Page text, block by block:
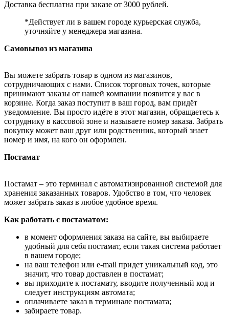
Доставка бесплатна при заказе от 3000 рублей.
*Действует ли в вашем городе курьерская служба,
уточняйте у менеджера магазина.
Самовывоз из магазина
Вы можете забрать товар в одном из магазинов,
сотрудничающих с нами. Список торговых точек, которые
принимают заказы от нашей компании появится у вас в
корзине. Когда заказ поступит в ваш город, вам придёт
уведомление. Вы просто идёте в этот магазин, обращаетесь к
сотруднику в кассовой зоне и называете номер заказа. Забрать
покупку может ваш друг или родственник, который знает
номер и имя, на кого он оформлен.
Постамат
Постамат – это терминал с автоматизированной системой для
хранения заказанных товаров. Удобство в том, что человек
может забрать заказ в любое удобное время.
Как работать с постаматом:
в момент оформления заказа на сайте, вы выбираете
удобный для себя постамат, если такая система работает
в вашем городе;
на ваш телефон или e-mail придет уникальный код, это
значит, что товар доставлен в постамат;
вы приходите к постамату, вводите полученный код и
следует инструкциям автомата;
оплачиваете заказ в терминале постамата;
забираете товар.